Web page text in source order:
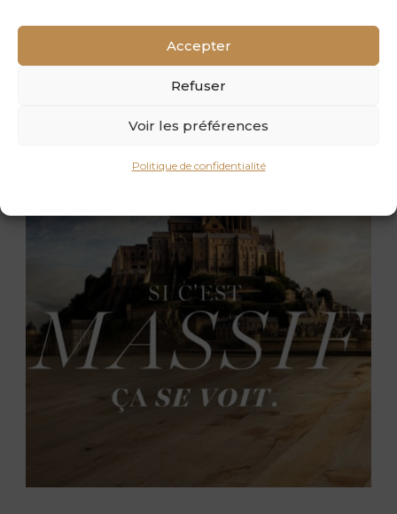
Accepter
Refuser
Voir les préférences
Politique de confidentialité
SI C’EST MASSIF, ÇA SE VOIT ! #5